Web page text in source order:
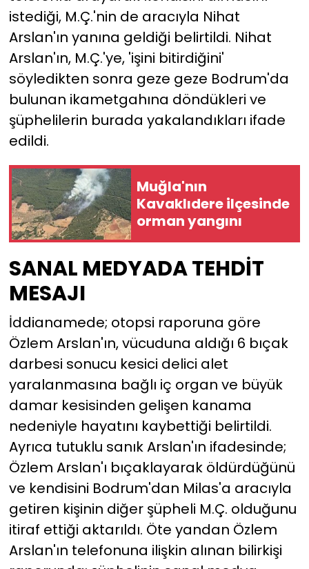
istediği, M.Ç.'nin de aracıyla Nihat
Arslan'ın yanına geldiği belirtildi. Nihat
Arslan'ın, M.Ç.'ye, 'işini bitirdiğini'
söyledikten sonra geze geze Bodrum'da
bulunan ikametgahına döndükleri ve
şüphelilerin burada yakalandıkları ifade
edildi.
Muğla'nın
Kavaklıdere ilçesinde
orman yangını
SANAL MEDYADA TEHDİT
MESAJI
İddianamede; otopsi raporuna göre
Özlem Arslan'ın, vücuduna aldığı 6 bıçak
darbesi sonucu kesici delici alet
yaralanmasına bağlı iç organ ve büyük
damar kesisinden gelişen kanama
nedeniyle hayatını kaybettiği belirtildi.
Ayrıca tutuklu sanık Arslan'ın ifadesinde;
Özlem Arslan'ı bıçaklayarak öldürdüğünü
ve kendisini Bodrum'dan Milas'a aracıyla
getiren kişinin diğer şüpheli M.Ç. olduğunu
itiraf ettiği aktarıldı. Öte yandan Özlem
Arslan'ın telefonuna ilişkin alınan bilirkişi